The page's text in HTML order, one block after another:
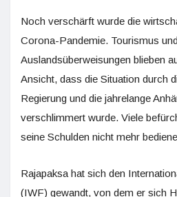
Noch verschärft wurde die
Corona-Pandemie. Tourismus und
Auslandsüberweisungen blieben
Ansicht, dass die Situation durch
Regierung und die jahrelange
verschlimmert wurde. Viele
seine Schulden nicht mehr
Rajapaksa hat sich den
(IWF) gewandt, von dem er sich